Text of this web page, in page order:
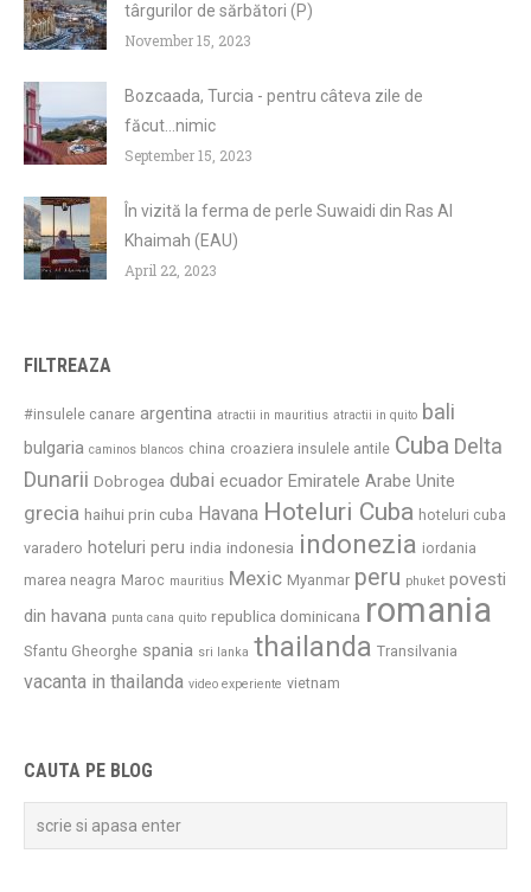
târgurilor de sărbători (P)
November 15, 2023
Bozcaada, Turcia - pentru câteva zile de
făcut...nimic
September 15, 2023
În vizită la ferma de perle Suwaidi din Ras Al
Khaimah (EAU)
April 22, 2023
FILTREAZA
#insulele canare argentina atractii in mauritius atractii in quito bali
bulgaria caminos blancos china croaziera insulele antile Cuba Delta
Dunarii Dobrogea dubai ecuador Emiratele Arabe Unite
grecia haihui prin cuba Havana Hoteluri Cuba hoteluri cuba
varadero hoteluri peru india indonesia indonezia iordania
marea neagra Maroc mauritius Mexic Myanmar peru phuket povesti
din havana punta cana quito republica dominicana romania
Sfantu Gheorghe spania sri lanka thailanda Transilvania
vacanta in thailanda video experiente vietnam
CAUTA PE BLOG